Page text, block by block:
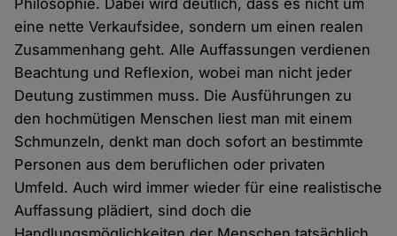
eine nette Verkaufsidee, sondern um einen realen
Zusammenhang geht. Alle Auffassungen verdienen
Beachtung und Reflexion, wobei man nicht jeder
Deutung zustimmen muss. Die Ausführungen zu
den hochmütigen Menschen liest man mit einem
Schmunzeln, denkt man doch sofort an bestimmte
Personen aus dem beruflichen oder privaten
Umfeld. Auch wird immer wieder für eine realistische
Auffassung plädiert, sind doch die